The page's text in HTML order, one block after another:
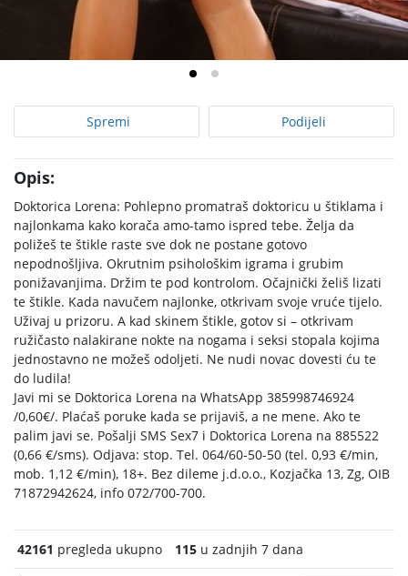
Spremi Podijeli
Opis:
Doktorica Lorena: Pohlepno promatraš doktoricu u štiklama i
najlonkama kako korača amo-tamo ispred tebe. Želja da
poližeš te štikle raste sve dok ne postane gotovo
nepodnošljiva. Okrutnim psihološkim igrama i grubim
ponižavanjima. Držim te pod kontrolom. Očajnički želiš lizati
te štikle. Kada navučem najlonke, otkrivam svoje vruće tijelo.
Uživaj u prizoru. A kad skinem štikle, gotov si – otkrivam
ružičasto nalakirane nokte na nogama i seksi stopala kojima
jednostavno ne možeš odoljeti. Ne nudi novac dovesti ću te
do ludila!
Javi mi se Doktorica Lorena na WhatsApp 385998746924
/0,60€/. Plaćaš poruke kada se prijaviš, a ne mene. Ako te
palim javi se. Pošalji SMS Sex7 i Doktorica Lorena na 885522
(0,66 €/sms). Odjava: stop. Tel. 064/60-50-50 (tel. 0,93 €/min,
mob. 1,12 €/min), 18+. Bez dileme j.d.o.o., Kozjačka 13, Zg, OIB
71872942624, info 072/700-700.
42161 pregleda ukupno 115 u zadnjih 7 dana